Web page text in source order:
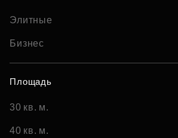
Элитные
Бизнес
Площадь
30 кв. м.
40 кв. м.